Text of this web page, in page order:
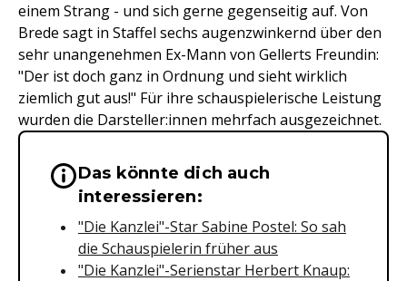
einem Strang - und sich gerne gegenseitig auf. Von
Brede sagt in Staffel sechs augenzwinkernd über den
sehr unangenehmen Ex-Mann von Gellerts Freundin:
"Der ist doch ganz in Ordnung und sieht wirklich
ziemlich gut aus!" Für ihre schauspielerische Leistung
wurden die Darsteller:innen mehrfach ausgezeichnet.
Wichtige Hinweise &
Das könnte dich auch
interessieren:
"Die Kanzlei"-Star Sabine Postel: So sah
die Schauspielerin früher aus
"Die Kanzlei"-Serienstar Herbert Knaup: